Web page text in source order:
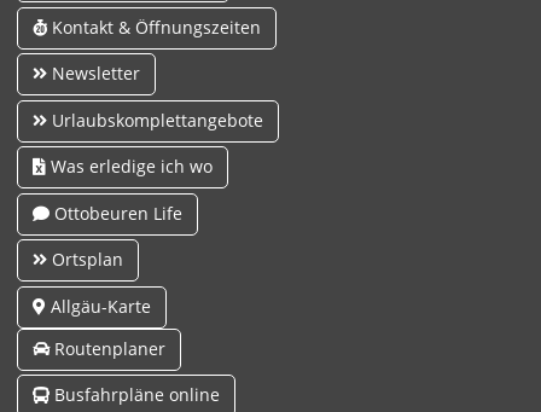
Kontakt & Öffnungszeiten
Newsletter
Urlaubskomplettangebote
Was erledige ich wo
Ottobeuren Life
Ortsplan
Allgäu-Karte
Routenplaner
Busfahrpläne online